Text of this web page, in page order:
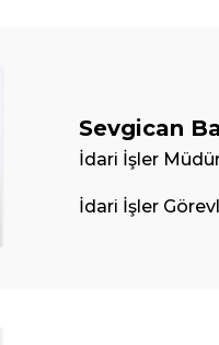
Sevgican
İdari İşler
İdari İşler